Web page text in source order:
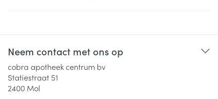
Neem contact met ons op
cobra apotheek centrum bv
Statiestraat 51
2400 Mol